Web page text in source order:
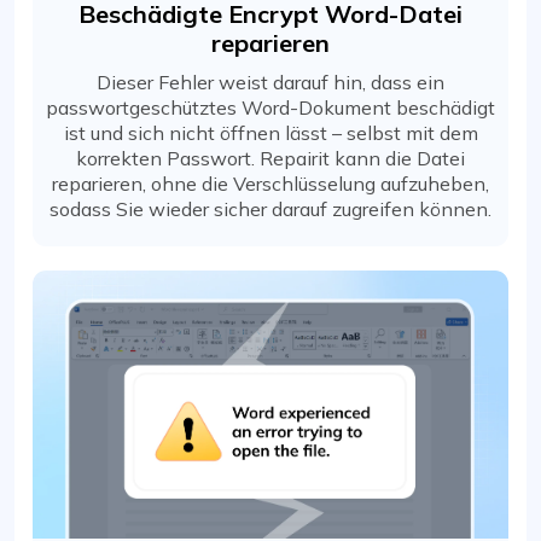
Beschädigte Encrypt Word-Datei
reparieren
Dieser Fehler weist darauf hin, dass ein
passwortgeschütztes Word-Dokument beschädigt
ist und sich nicht öffnen lässt – selbst mit dem
korrekten Passwort. Repairit kann die Datei
reparieren, ohne die Verschlüsselung aufzuheben,
sodass Sie wieder sicher darauf zugreifen können.